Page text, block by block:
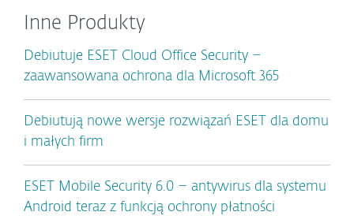
Inne Produkty
Debiutuje ESET Cloud Office Security –
zaawansowana ochrona dla Microsoft 365
Debiutują nowe wersje rozwiązań ESET dla domu
i małych firm
ESET Mobile Security 6.0 – antywirus dla systemu
Android teraz z funkcją ochrony płatności